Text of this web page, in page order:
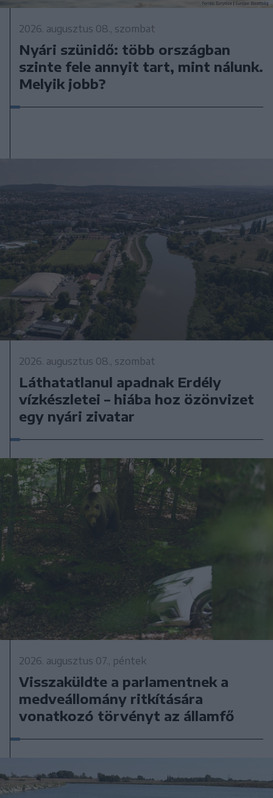
2026. augusztus 08., szombat
Nyári szünidő: több országban
szinte fele annyit tart, mint nálunk.
Melyik jobb?
2026. augusztus 08., szombat
Láthatatlanul apadnak Erdély
vízkészletei – hiába hoz özönvizet
egy nyári zivatar
2026. augusztus 07., péntek
Visszaküldte a parlamentnek a
medveállomány ritkítására
vonatkozó törvényt az államfő